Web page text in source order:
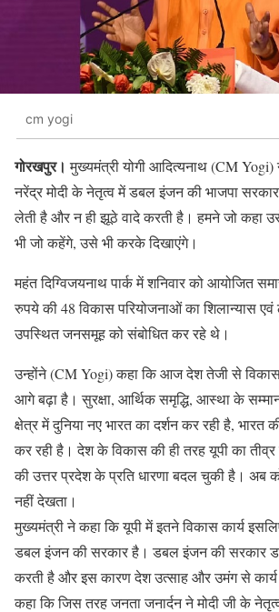
cm yogi
गोरखपुर। मुख्यमंत्री योगी आदित्यनाथ (CM Yogi)
नरेंद्र मोदी के नेतृत्व में डबल इंजन की भाजपा सरकार
लेती है और न ही झूठे वादे करती है। हमने जो कहा
भी जो कहेंगे, उसे भी करके दिखाएंगे।
महंत दिग्विजयनाथ पार्क में शनिवार को आयोजित
रुपये की 48 विकास परियोजनाओं का शिलान्यास
उपस्थित जनसमूह को संबोधित कर रहे थे।
उन्होंने (CM Yogi) कहा कि आज देश तेजी से
आगे बढ़ा है। सुरक्षा, आर्थिक समृद्धि, आस्था के
क्षेत्र में दुनिया नए भारत का दर्शन कर रही है, भारत
कर रही है। देश के विकास की ही तरह यूपी का
की उत्तर प्रदेश के प्रति धारणा बदल चुकी है। अब
नहीं देखता।
मुख्यमंत्री ने कहा कि यूपी में इतने विकास कार्य
डबल इंजन की सरकार है। डबल इंजन की सरकार
करती है और इस कारण देश उत्साह और उमंग से कार्य
कहा कि जिस तरह जनता जनार्दन ने मोदी जी के